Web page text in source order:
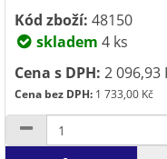
Kód zboží: 48150
skladem 4 ks
Cena s DPH: 2 096,93
Cena bez DPH: 1 733,00 Kč